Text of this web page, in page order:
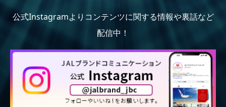
公式Instagramよりコンテンツに関する情報や裏話など
配信中！